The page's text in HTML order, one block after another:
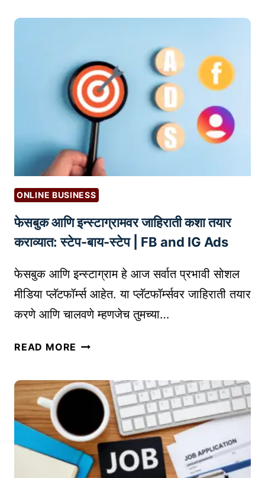
ONLINE BUSINESS
फेसबुक आणि इन्स्टाग्रामवर जाहिराती कशा तयार
कराव्यात: स्टेप-बाय-स्टेप | FB and IG Ads
फेसबुक आणि इन्स्टाग्राम हे आज सर्वात प्रभावी सोशल
मीडिया प्लॅटफॉर्म्स आहेत. या प्लॅटफॉर्म्सवर जाहिराती तयार
करणे आणि चालवणे म्हणजेच तुमच्या…
READ MORE फे
क
इ
न्स्टा
ग्रा